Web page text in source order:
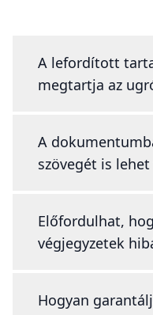
A lefordított
megtartja az
A
szövegét is
Előfordulhat,
végjegyzetek
Hogyan